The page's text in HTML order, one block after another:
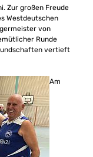
Zur großen Freude
Westdeutschen
von
Runde
vertieft
Am